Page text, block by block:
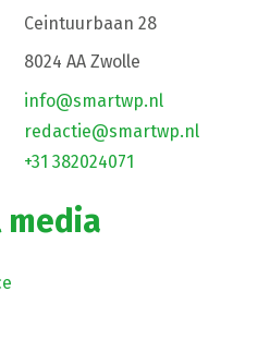
Ceintuurbaan 28
8024 AA Zwolle
info@smartwp.nl
redactie@smartwp.nl
+31 382024071
media